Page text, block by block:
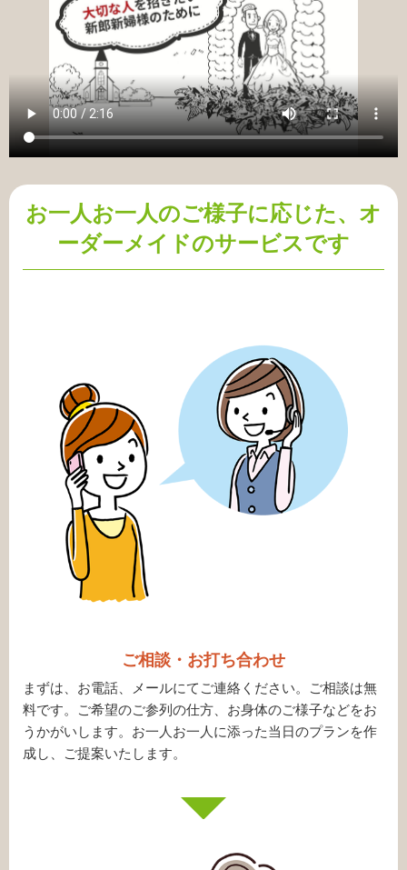
お一人お一人のご様子に応じた、オ
ーダーメイドのサービスです
ご相談・お打ち合わせ
まずは、お電話、メールにてご連絡ください。ご相談は無
料です。ご希望のご参列の仕方、お身体のご様子などをお
うかがいします。お一人お一人に添った当日のプランを作
成し、ご提案いたします。